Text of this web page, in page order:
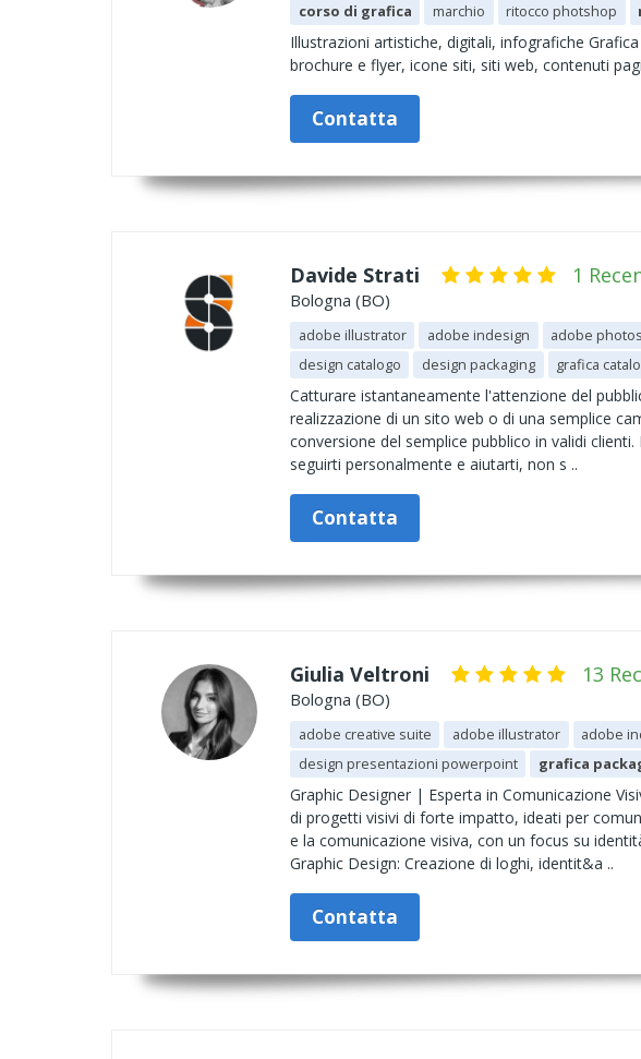
corso di grafica
marchio ritocco photshop
Illustrazioni artistiche, digitali, infografiche
brochure e flyer, icone siti, siti web, contenuti
Contatta
Davide Strati 1
Bologna (BO)
adobe illustrator adobe indesign adobe
design catalogo
design packaging grafica
Catturare istantaneamente l'attenzione del
realizzazione di un sito web o di una semplice
conversione del semplice pubblico in validi
seguirti personalmente e aiutarti, non s ..
Contatta
Giulia Veltroni 13
Bologna (BO)
adobe creative suite adobe illustrator adobe
design presentazioni powerpoint
grafica
Graphic Designer | Esperta in Comunicazione
di progetti visivi di forte impatto, ideati per
e la comunicazione visiva, con un focus su
Graphic Design: Creazione di loghi, identit&a ..
Contatta